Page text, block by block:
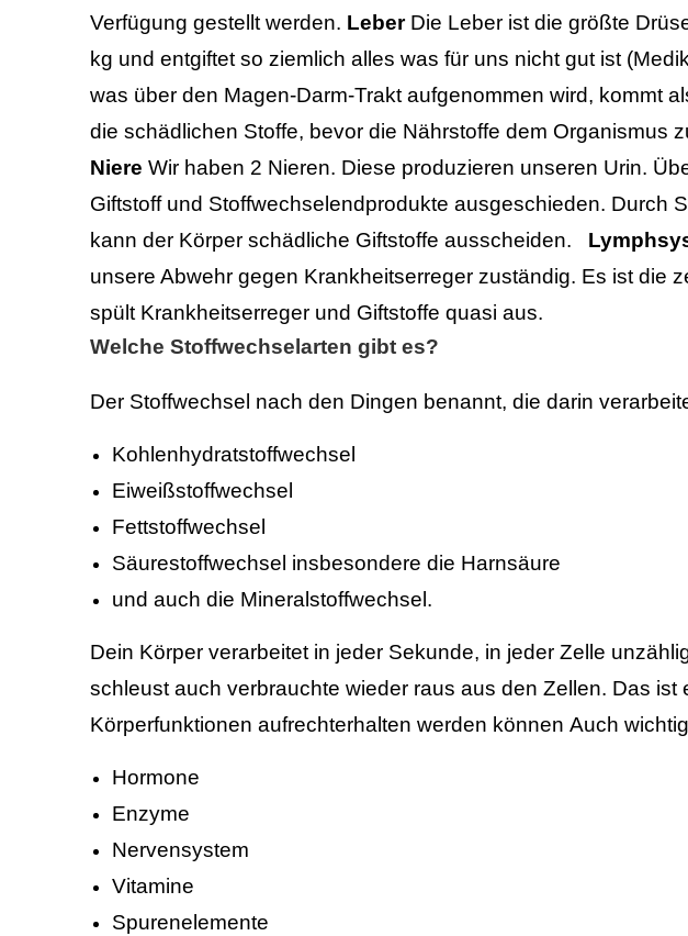
Verfügung gestellt werden. Leber Die Leber ist die größte
kg und entgiftet so ziemlich alles was für uns nicht gut ist
was über den Magen-Darm-Trakt aufgenommen wird, kommt
die schädlichen Stoffe, bevor die Nährstoffe dem Organismus
Niere Wir haben 2 Nieren. Diese produzieren unseren Urin.
Giftstoff und Stoffwechselendprodukte ausgeschieden. Durch
kann der Körper schädliche Giftstoffe ausscheiden.
unsere Abwehr gegen Krankheitserreger zuständig. Es ist die
spült Krankheitserreger und Giftstoffe quasi aus.
Welche Stoffwechselarten gibt es?
Der Stoffwechsel nach den Dingen benannt, die darin
Kohlenhydratstoffwechsel
Eiweißstoffwechsel
Fettstoffwechsel
Säurestoffwechsel insbesondere die Harnsäure
und auch die Mineralstoffwechsel.
Dein Körper verarbeitet in jeder Sekunde, in jeder Zelle
schleust auch verbrauchte wieder raus aus den Zellen. Das ist
Körperfunktionen aufrechterhalten werden können Auch
Hormone
Enzyme
Nervensystem
Vitamine
Spurenelemente